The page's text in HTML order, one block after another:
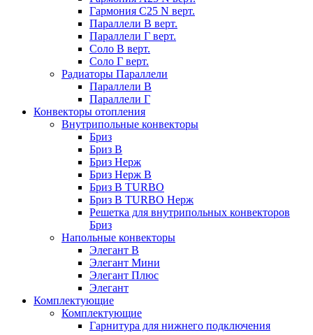
Гармония С25 N верт.
Параллели В верт.
Параллели Г верт.
Соло В верт.
Соло Г верт.
Радиаторы Параллели
Параллели В
Параллели Г
Конвекторы отопления
Внутрипольные конвекторы
Бриз
Бриз В
Бриз Нерж
Бриз Нерж В
Бриз В TURBO
Бриз В TURBO Нерж
Решетка для внутрипольных конвекторов
Бриз
Напольные конвекторы
Элегант В
Элегант Мини
Элегант Плюс
Элегант
Комплектующие
Комплектующие
Гарнитура для нижнего подключения